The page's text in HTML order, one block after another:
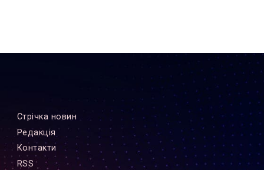
Стрiчка новин
Редакцiя
Контакти
RSS